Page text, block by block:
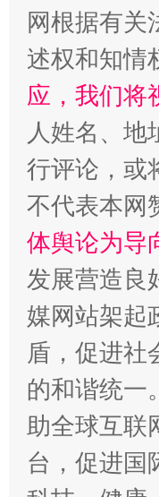
招工难、
网根据有关
述权和知情
应，我们将
人姓名、
行评论，或
不代表本网
体舆论为导
发展营造良
媒网站架起
盾，促进社
的和谐统一
助全球互联
台，促进国